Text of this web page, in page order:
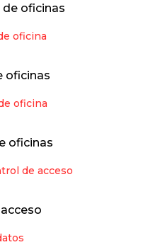
de oficinas
oficinas
oficinas